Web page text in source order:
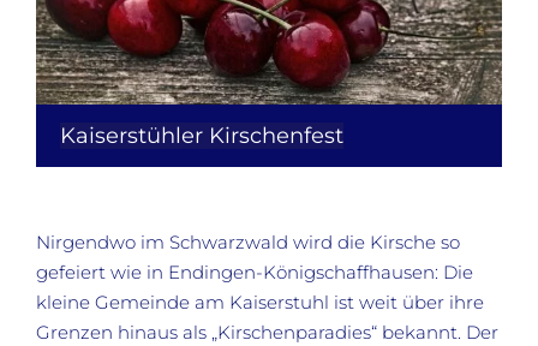
Kaiserstühler Kirschenfest
Nirgendwo im Schwarzwald wird die Kirsche so
gefeiert wie in Endingen-Königschaffhausen: Die
kleine Gemeinde am Kaiserstuhl ist weit über ihre
Grenzen hinaus als „Kirschenparadies“ bekannt. Der